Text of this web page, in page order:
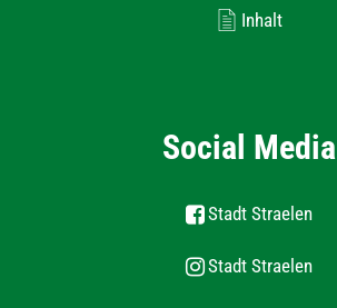
Inhalt
Social Media
Stadt Straelen
Stadt Straelen